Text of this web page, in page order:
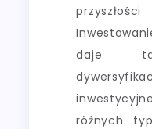
daje
różnych